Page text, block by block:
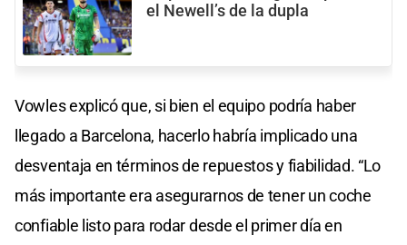
el Newell’s de la dupla
Vowles explicó que, si bien el equipo podría haber
llegado a Barcelona, hacerlo habría implicado una
desventaja en términos de repuestos y fiabilidad. “Lo
más importante era asegurarnos de tener un coche
confiable listo para rodar desde el primer día en